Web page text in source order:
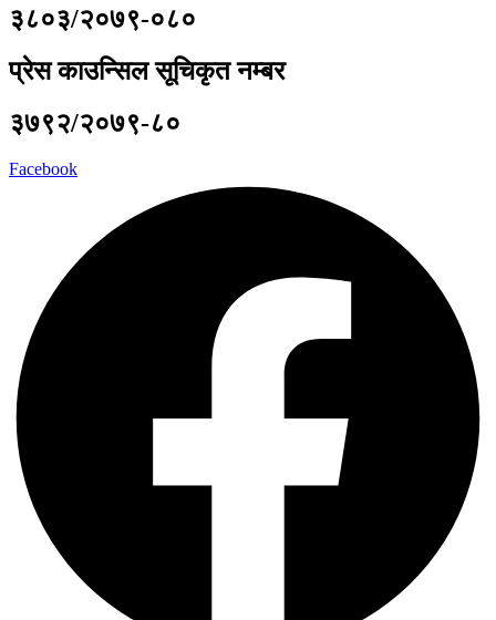
३८०३/२०७९-०८०
प्रेस काउन्सिल सूचिकृत नम्बर
३७९२/२०७९-८०
Facebook